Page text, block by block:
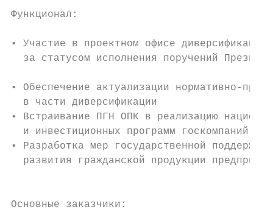
Функционал:
• Участие в проектном офисе
за статусом исполнения поручений
• Обеспечение актуализации нормативно-
в части диверсификации
• Встраивание ПГН ОПК в реализацию
и инвестиционных программ госкомпаний и
• Разработка мер государственной
развития гражданской продукции
Основные заказчики: